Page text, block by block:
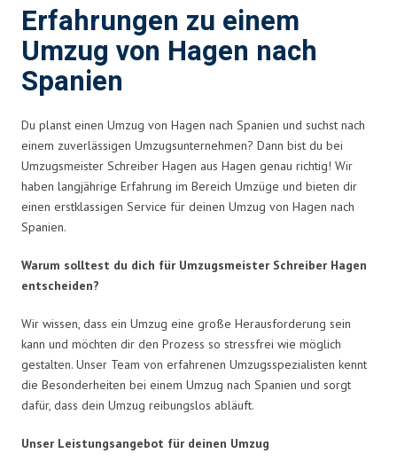
Erfahrungen zu einem
Umzug von Hagen nach
Spanien
Du planst einen Umzug von Hagen nach Spanien und suchst nach
einem zuverlässigen Umzugsunternehmen? Dann bist du bei
Umzugsmeister Schreiber Hagen aus Hagen genau richtig! Wir
haben langjährige Erfahrung im Bereich Umzüge und bieten dir
einen erstklassigen Service für deinen Umzug von Hagen nach
Spanien.
Warum solltest du dich für Umzugsmeister Schreiber Hagen
entscheiden?
Wir wissen, dass ein Umzug eine große Herausforderung sein
kann und möchten dir den Prozess so stressfrei wie möglich
gestalten. Unser Team von erfahrenen Umzugsspezialisten kennt
die Besonderheiten bei einem Umzug nach Spanien und sorgt
dafür, dass dein Umzug reibungslos abläuft.
Unser Leistungsangebot für deinen Umzug